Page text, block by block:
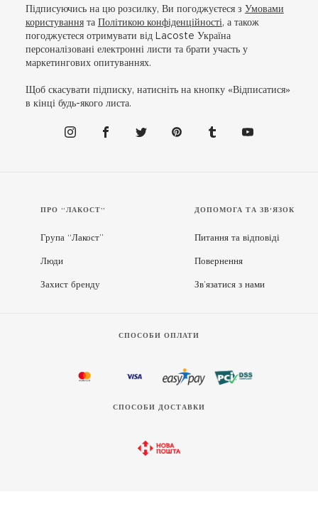
Підписуючись на цю розсилку, Ви погоджуєтеся з Умовами
користуваннята Політикою конфіденційності, а також
погоджуєтеся отримувати від Lacoste Україна
персоналізовані електронні листи та брати участь у
маркетингових опитуваннях.
Щоб скасувати підписку, натисніть на кнопку «Відписатися»
в кінці будь-якого листа.
ПРО “ЛАКОСТ”
Група “Лакост”
Люди
Захист бренду
ДОПОМОГА ТА ЗВ'ЯЗОК
Питання та відповіді
Повернення
Зв’язатися з нами
СПОСОБИ ОПЛАТИ
СПОСОБИ ДОСТАВКИ